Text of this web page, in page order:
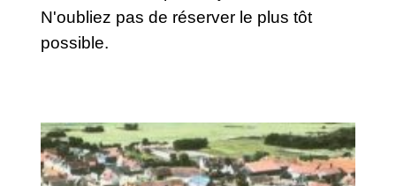
N'oubliez pas de réserver le plus tôt
possible.